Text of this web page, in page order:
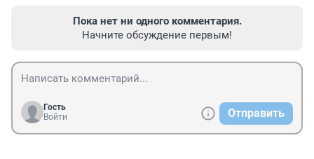
Пока нет ни одного комментария.
Начните обсуждение первым!
Гость
Войти
Отправить